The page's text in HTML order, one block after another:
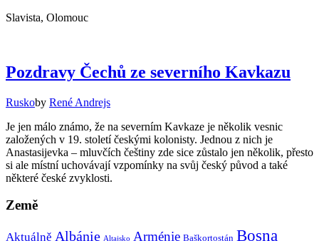
Slavista, Olomouc
Pozdravy Čechů ze severního Kavkazu
Ruskoby René Andrejs
Je jen málo známo, že na severním Kavkaze je několik vesnic
založených v 19. století českými kolonisty. Jednou z nich je
Anastasijevka – mluvčích češtiny zde sice zůstalo jen několik, přesto
si ale místní uchovávají vzpomínky na svůj český původ a také
některé české zvyklosti.
Země
Aktuálně Albánie Altajsko Arménie Baškortostán Bosna